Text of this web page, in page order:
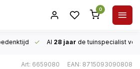
0
Al 28 jaar de tuinspecialist
Art: 6659080 EAN: 8715093090808